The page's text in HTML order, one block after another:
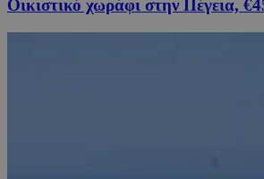
Οικιστικό χωράφι στην Πέγεια,